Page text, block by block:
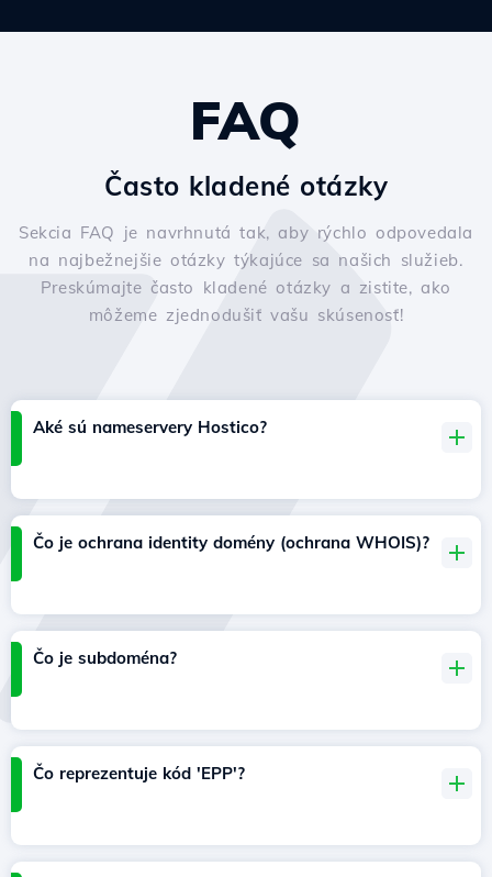
FAQ
Často kladené otázky
Sekcia FAQ je navrhnutá tak, aby rýchlo odpovedala
na najbežnejšie otázky týkajúce sa našich služieb.
Preskúmajte často kladené otázky a zistite, ako
môžeme zjednodušiť vašu skúsenosť!
Aké sú nameservery Hostico?
Čo je ochrana identity domény (ochrana WHOIS)?
Čo je subdoména?
Čo reprezentuje kód 'EPP'?